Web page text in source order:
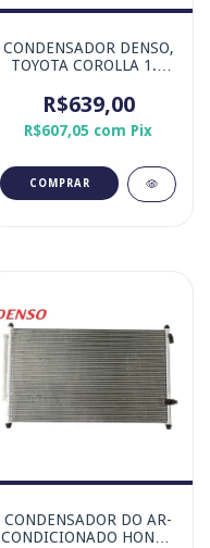
CONDENSADOR DENSO,
TOYOTA COROLLA 1.8
2008-2019
R$639,00
R$607,05 com Pix
CONDENSADOR DO AR-
CONDICIONADO HONDA